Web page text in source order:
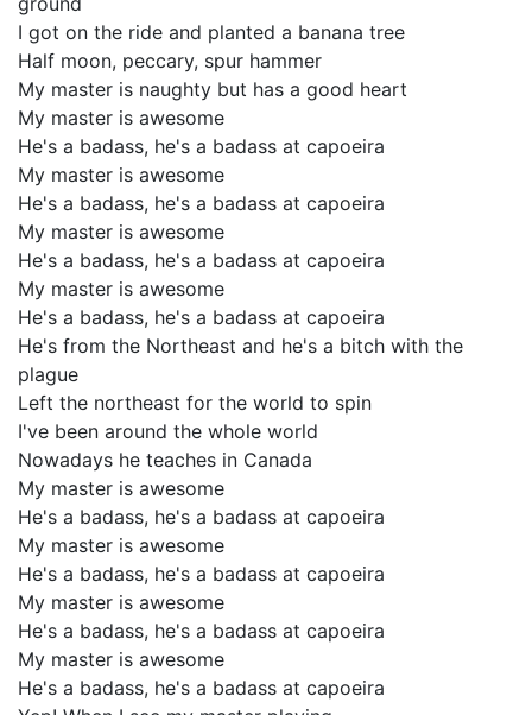
I got on the ride and planted a banana tree
Half moon, peccary, spur hammer
My master is naughty but has a good heart
My master is awesome
He's a badass, he's a badass at capoeira
My master is awesome
He's a badass, he's a badass at capoeira
My master is awesome
He's a badass, he's a badass at capoeira
My master is awesome
He's a badass, he's a badass at capoeira
He's from the Northeast and he's a bitch with the
plague
Left the northeast for the world to spin
I've been around the whole world
Nowadays he teaches in Canada
My master is awesome
He's a badass, he's a badass at capoeira
My master is awesome
He's a badass, he's a badass at capoeira
My master is awesome
He's a badass, he's a badass at capoeira
My master is awesome
He's a badass, he's a badass at capoeira